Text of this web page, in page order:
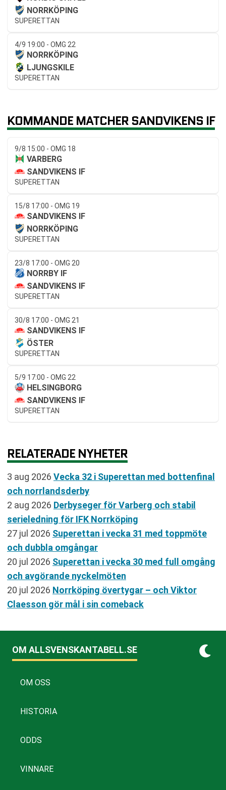
NORRKÖPING
SUPERETTAN
4/9 19:00 - OMG 22
NORRKÖPING
LJUNGSKILE
SUPERETTAN
KOMMANDE MATCHER SANDVIKENS IF
9/8 15:00 - OMG 18
VARBERG
SANDVIKENS IF
SUPERETTAN
15/8 17:00 - OMG 19
SANDVIKENS IF
NORRKÖPING
SUPERETTAN
23/8 17:00 - OMG 20
NORRBY IF
SANDVIKENS IF
SUPERETTAN
30/8 17:00 - OMG 21
SANDVIKENS IF
ÖSTER
SUPERETTAN
5/9 17:00 - OMG 22
HELSINGBORG
SANDVIKENS IF
SUPERETTAN
RELATERADE NYHETER
3 aug 2026 Vecka 32 i Superettan med bottenfinal
och norrlandsderby
2 aug 2026 Derbyseger för Varberg och stabil
serieledning för IFK Norrköping
27 jul 2026 Superettan i vecka 31 med toppmöte
och dubbla omgångar
20 jul 2026 Superettan i vecka 30 med full omgång
och avgörande nyckelmöten
20 jul 2026 Norrköping övertygar – och Viktor
Claesson gör mål i sin comeback
OM ALLSVENSKANTABELL.SE
OM OSS
HISTORIA
ODDS
VINNARE